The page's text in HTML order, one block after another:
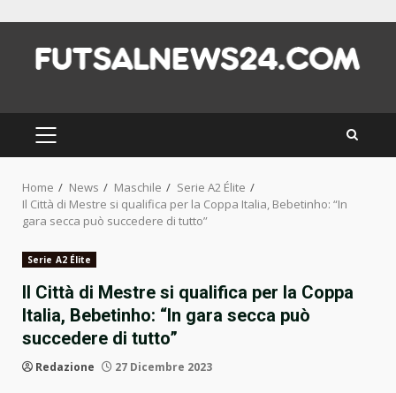
content
PRIMARY
MENU
Home News Maschile
Serie A2 Élite
Il Città di Mestre si qualifica per la Coppa Italia, Bebetinho: “In
gara secca può succedere di tutto”
Serie A2 Élite
Il Città di Mestre si qualifica per la Coppa
Italia, Bebetinho: “In gara secca può
succedere di tutto”
Redazione 27 Dicembre 2023